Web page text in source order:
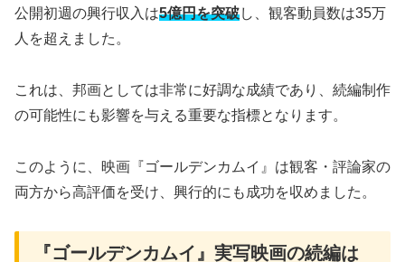
公開初週の興行収入は5億円を突破し、観客動員数は35万
人を超えました。
これは、邦画としては非常に好調な成績であり、続編制作
の可能性にも影響を与える重要な指標となります。
このように、映画『ゴールデンカムイ』は観客・評論家の
両方から高評価を受け、興行的にも成功を収めました。
『ゴールデンカムイ』実写映画の続編は